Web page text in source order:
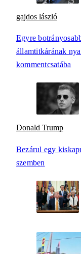
gajdos lászló
Egyre
államtitkárának
kommentcsatába
Donald Trump
Bezárul egy
szemben